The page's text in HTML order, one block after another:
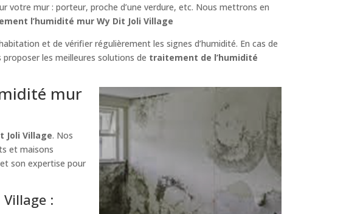
votre mur : porteur, proche d’une verdure, etc. Nous mettrons en
l’humidité mur Wy Dit Joli Village
et de vérifier régulièrement les signes d’humidité. En cas de
les meilleures solutions de traitement de l’humidité
mur
Joli Village. Nos
et maisons
son expertise pour
: